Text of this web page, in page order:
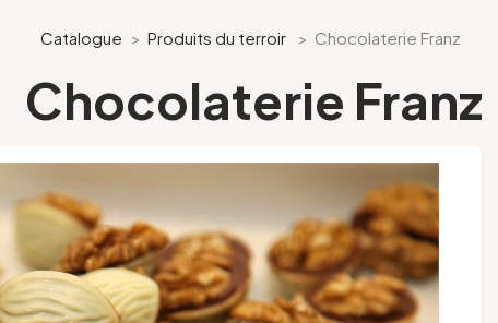
Catalogue > Produits du terroir > Chocolaterie Franz
Chocolaterie Franz